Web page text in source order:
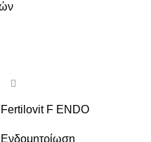
-20%
Fertilovit F ENDO
Ενδομητρίωση